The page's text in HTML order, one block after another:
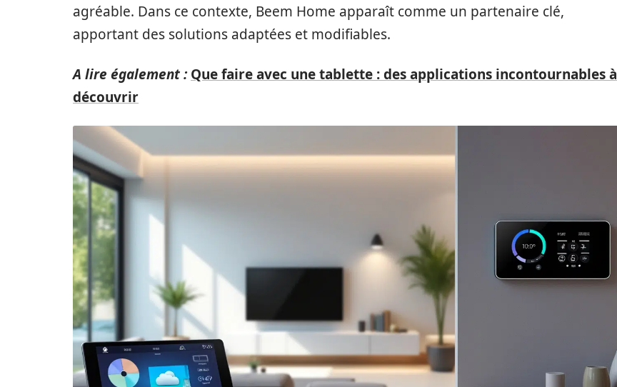
agréable. Dans ce contexte, Beem Home apparaît comme un partenaire clé,
apportant des solutions adaptées et modifiables.
A lire également : Que faire avec une tablette : des applications incontournables à
découvrir